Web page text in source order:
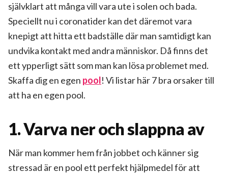
självklart att många vill vara ute i solen och bada.
Speciellt nu i coronatider kan det däremot vara
knepigt att hitta ett badställe där man samtidigt kan
undvika kontakt med andra människor. Då finns det
ett ypperligt sätt som man kan lösa problemet med.
Skaffa dig en egen pool! Vi listar här 7 bra orsaker till
att ha en egen pool.
1. Varva ner och slappna av
När man kommer hem från jobbet och känner sig
stressad är en pool ett perfekt hjälpmedel för att